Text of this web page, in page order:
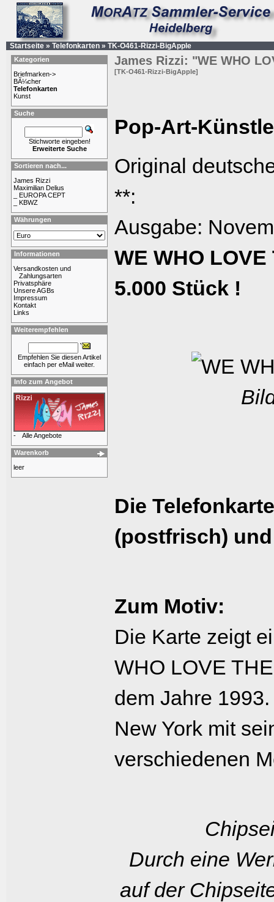
Startseite » Telefonkarten » TK-O461-Rizzi-BigApple
Kategorien
Briefmarken->
BÃ¼cher
Telefonkarten
Kunst
Suche
Stichworte eingeben!
Erweiterte Suche
Sortieren nach...
James Rizzi
Maximilian Delius
_ EUROPA CEPT
_ KBWZ
Währungen
Informationen
Versandkosten und
Zahlungsarten
Privatsphäre
Unsere AGBs
Impressum
Kontakt
Links
Weiterempfehlen
Empfehlen Sie diesen Artikel
einfach per eMail weiter.
Info zum Angebot
- Alle Angebote
Warenkorb
leer
James Rizzi: "WE WHO
[TK-O461-Rizzi-BigApple]
Pop-Art-
Original
**:
Ausgabe:
WE WHO
5.000 Stück !
Die
(postfrisch)
Zum Motiv:
Die Karte zeigt
WHO LOVE
dem Jahre
New York mit
verschiedenen
Durch eine
auf der